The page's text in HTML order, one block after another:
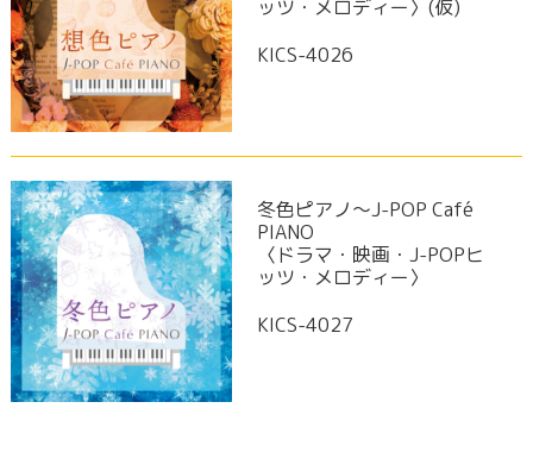
ッツ・メロディー〉(仮)
KICS-4026
冬色ピアノ～J-POP Café
PIANO
〈ドラマ・映画・J-POPヒ
ッツ・メロディー〉
KICS-4027